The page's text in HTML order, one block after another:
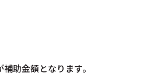
助金額となります。